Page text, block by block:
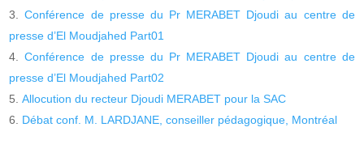
Conférence de presse du Pr MERABET Djoudi au centre de
presse d’El Moudjahed Part01
Conférence de presse du Pr MERABET Djoudi au centre de
presse d’El Moudjahed Part02
Allocution du recteur Djoudi MERABET pour la SAC
Débat conf. M. LARDJANE, conseiller pédagogique, Montréal